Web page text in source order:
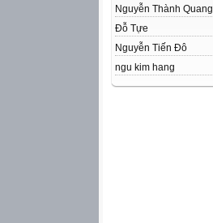
Nguyễn Thành Quang
Đỗ Tựe
Nguyễn Tiến Đô
ngu kim hang